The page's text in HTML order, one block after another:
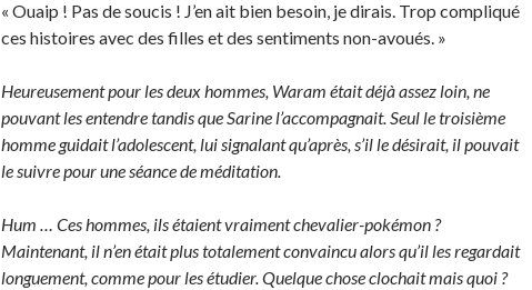
« Ouaip ! Pas de soucis ! J’en ait bien besoin, je dirais. Trop compliqué
ces histoires avec des filles et des sentiments non-avoués. »
Heureusement pour les deux hommes, Waram était déjà assez loin, ne
pouvant les entendre tandis que Sarine l’accompagnait. Seul le troisième
homme guidait l’adolescent, lui signalant qu’après, s’il le désirait, il pouvait
le suivre pour une séance de méditation.
Hum … Ces hommes, ils étaient vraiment chevalier-pokémon ?
Maintenant, il n’en était plus totalement convaincu alors qu’il les regardait
longuement, comme pour les étudier. Quelque chose clochait mais quoi ?